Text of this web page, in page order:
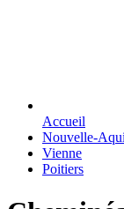
Accueil
Nouvelle-
Vienne
Poitiers